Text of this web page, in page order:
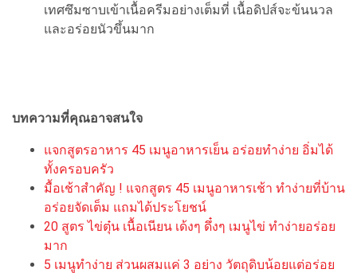
เทศซึมซาบเข้าเนื้อครีมอย่างเต็มที่ เนื้อดิปส์จะข้นนวล
และอร่อยนัวขึ้นมาก
บทความที่คุณอาจสนใจ
แจกสูตรอาหาร 45 เมนูอาหารเย็น อร่อยทำง่าย อิ่มได้
ทั้งครอบครัว
มื้อเช้าสำคัญ ! แจกสูตร 45 เมนูอาหารเช้า ทำง่ายที่บ้าน
อร่อยจัดเต็ม แถมได้ประโยชน์
20 สูตร ไข่ตุ๋น เนื้อเนียน เด้งๆ ดึ๋งๆ เมนูไข่ ทำง่ายอร่อย
มาก
5 เมนูทำง่าย ส่วนผสมแค่ 3 อย่าง วัตถุดิบน้อยแต่อร่อย